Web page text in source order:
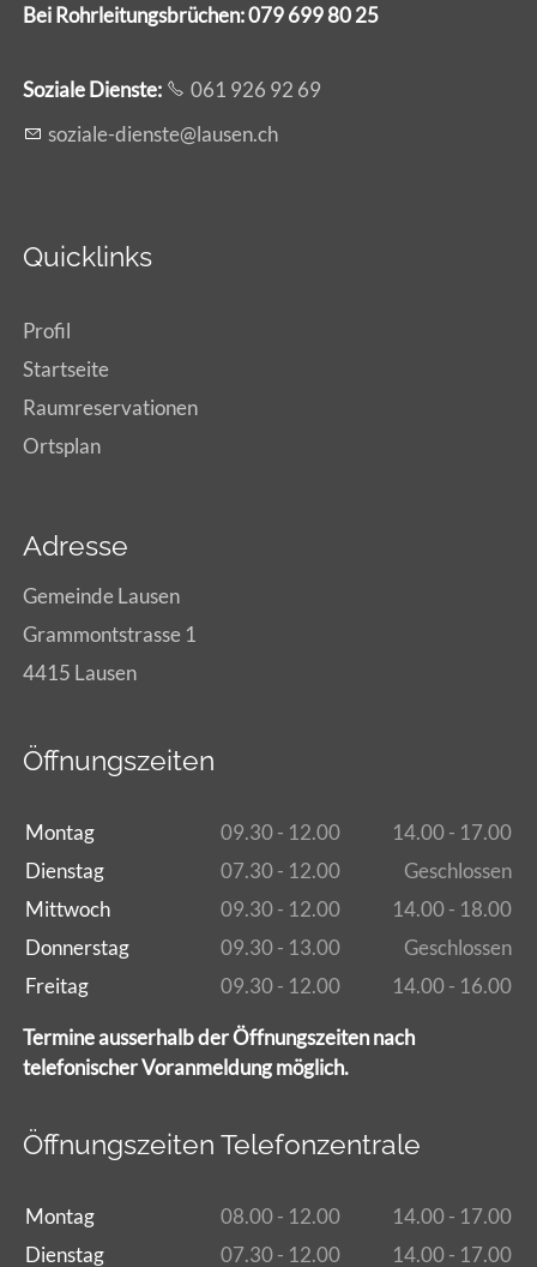
Bei Rohrleitungsbrüchen: 079 699 80 25
Soziale Dienste:
061 926 92 69
s z l -d nst l s nch
Quicklinks
Profil
Startseite
Raumreservationen
Ortsplan
Adresse
Gemeinde Lausen
Grammontstrasse 1
4415 Lausen
Öffnungszeiten
Montag 09.30 - 12.00
14.00 - 17.00
Dienstag
07.30 - 12.00
Geschlossen
Mittwoch
09.30 - 12.00
14.00 - 18.00
Donnerstag
09.30 - 13.00
Geschlossen
Freitag
09.30 - 12.00 14.00 - 16.00
Termine ausserhalb der Öffnungszeiten nach
telefonischer Voranmeldung möglich.
Öffnungszeiten Telefonzentrale
Montag 08.00 - 12.00
14.00 - 17.00
Dienstag
07.30 - 12.00 14.00 - 17.00